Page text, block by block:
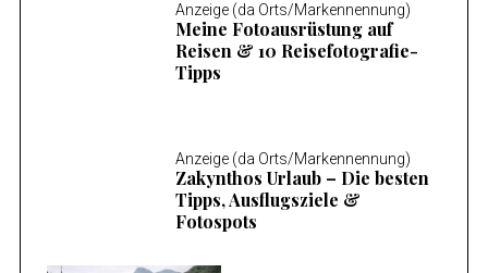
Anzeige (da Orts/Markennennung)
Meine Fotoausrüstung auf
Reisen & 10 Reisefotografie-
Tipps
Anzeige (da Orts/Markennennung)
Zakynthos Urlaub – Die besten
Tipps, Ausflugsziele &
Fotospots